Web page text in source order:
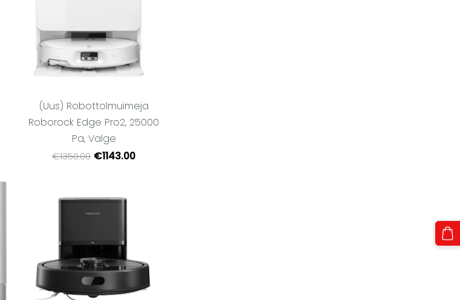
(Uus) Robottolmuimeja
Roborock Edge Pro2, 25000
Pa, Valge
€1350.00 €1143.00